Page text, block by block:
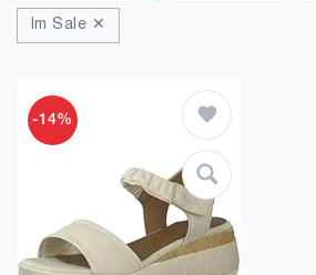
Im Sale ✕
-14%